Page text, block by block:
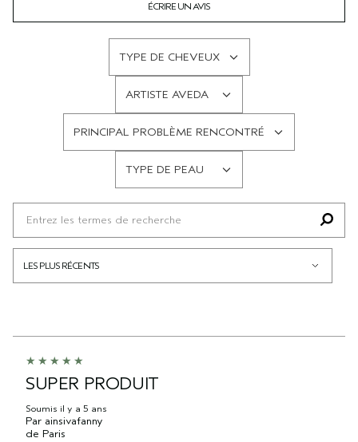
ÉCRIRE UN AVIS
TYPE DE CHEVEUX
ARTISTE AVEDA
PRINCIPAL PROBLÈME RENCONTRÉ
TYPE DE PEAU
SUPER PRODUIT
Soumis il y a 5 ans
Par ainsivafanny
de Paris